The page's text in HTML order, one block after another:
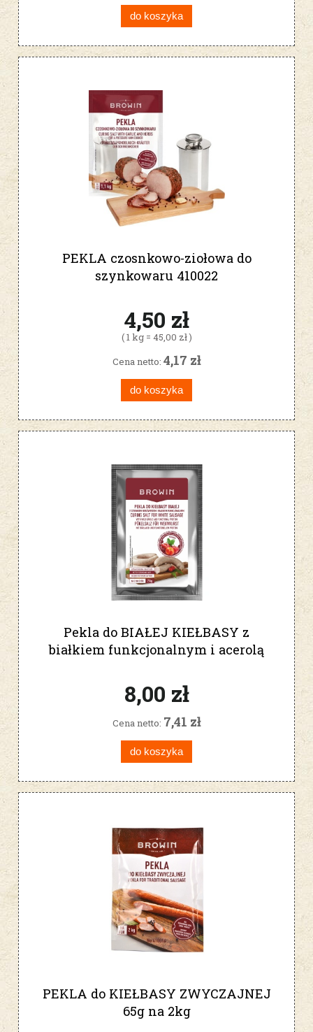
do koszyka
PEKLA czosnkowo-ziołowa do
szynkowaru 410022
4,50 zł
( 1 kg = 45,00 zł )
Cena netto: 4,17 zł
do koszyka
Pekla do BIAŁEJ KIEŁBASY z
białkiem funkcjonalnym i acerolą
8,00 zł
Cena netto: 7,41 zł
do koszyka
PEKLA do KIEŁBASY ZWYCZAJNEJ
65g na 2kg